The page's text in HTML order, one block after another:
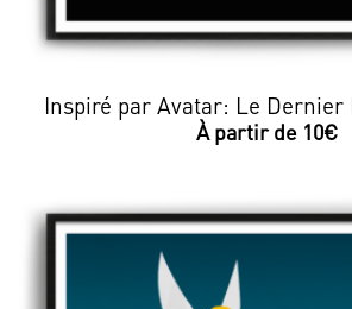
Inspiré par Avatar: Le Dernier